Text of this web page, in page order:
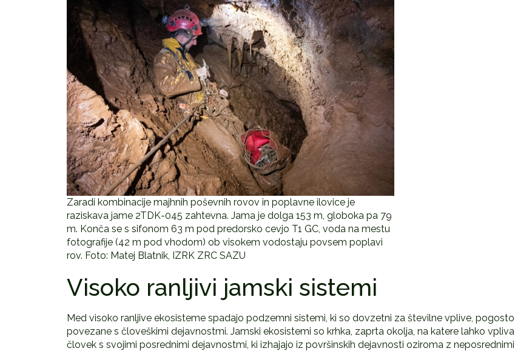
Zaradi kombinacije majhnih poševnih rovov in poplavne ilovice je
raziskava jame 2TDK-045 zahtevna. Jama je dolga 153 m, globoka pa 79
m. Konča se s sifonom 63 m pod predorsko cevjo T1 GC, voda na mestu
fotografije (42 m pod vhodom) ob visokem vodostaju povsem poplavi
rov. Foto: Matej Blatnik, IZRK ZRC SAZU
Visoko ranljivi jamski sistemi
Med visoko ranljive ekosisteme spadajo podzemni sistemi, ki so dovzetni za številne vplive, pogosto
povezane s človeškimi dejavnostmi. Jamski ekosistemi so krhka, zaprta okolja, na katere lahko vpliva
človek s svojimi posrednimi dejavnostmi, ki izhajajo iz površinskih dejavnosti oziroma z neposrednimi